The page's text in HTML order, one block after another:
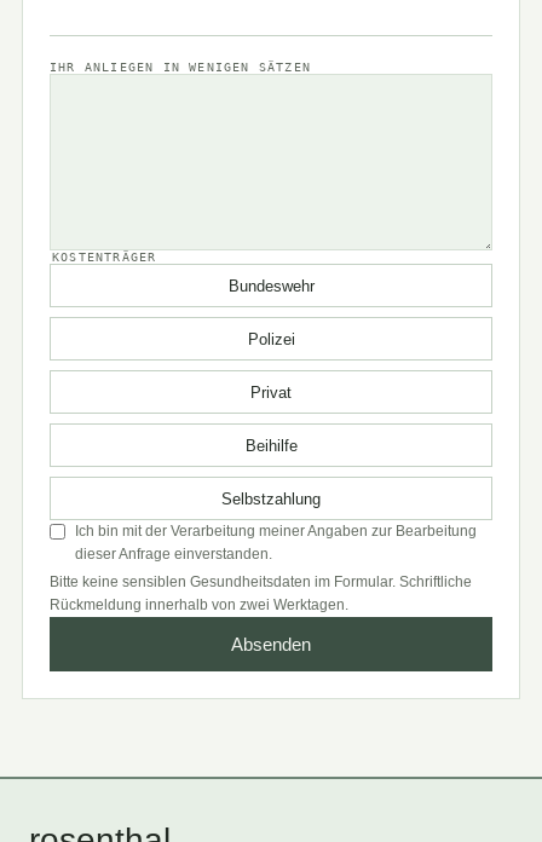
IHR ANLIEGEN IN WENIGEN SÄTZEN
KOSTENTRÄGER
Bundeswehr
Polizei
Privat
Beihilfe
Selbstzahlung
Ich bin mit der Verarbeitung meiner Angaben zur Bearbeitung
dieser Anfrage einverstanden.
Bitte keine sensiblen Gesundheitsdaten im Formular. Schriftliche
Rückmeldung innerhalb von zwei Werktagen.
Absenden